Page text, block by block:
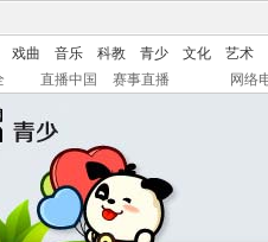
戏曲 音乐 科教 青少 文化
艺术
直播中国 赛事直播 网络